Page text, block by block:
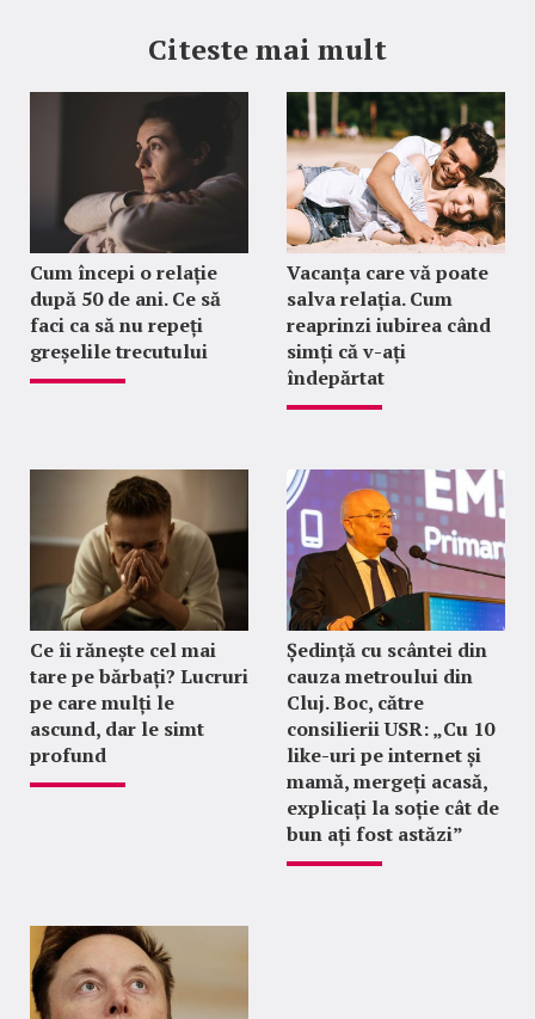
Citeste mai mult
Cum începi o relație
după 50 de ani. Ce să
faci ca să nu repeți
greșelile trecutului
Vacanța care vă poate
salva relația. Cum
reaprinzi iubirea când
simți că v-ați
îndepărtat
Ce îi rănește cel mai
tare pe bărbați? Lucruri
pe care mulți le
ascund, dar le simt
profund
Ședință cu scântei din
cauza metroului din
Cluj. Boc, către
consilierii USR: „Cu 10
like-uri pe internet și
mamă, mergeți acasă,
explicați la soție cât de
bun ați fost astăzi”